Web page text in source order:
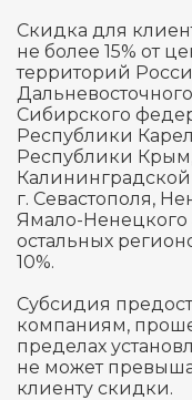
Скидка для
не более 15% от
территорий
Сибирского
Республики
Республики
г. Севастополя,
Ямало-Ненецкого
остальных
10%.
Субсидия
компаниям,
пределах
не может
клиенту скидки.